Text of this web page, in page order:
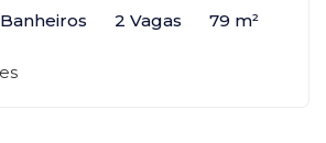
2 Vagas 79 m²